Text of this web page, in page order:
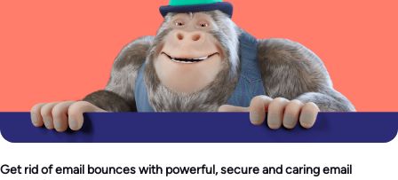
Get rid of email bounces with powerful, secure and caring email